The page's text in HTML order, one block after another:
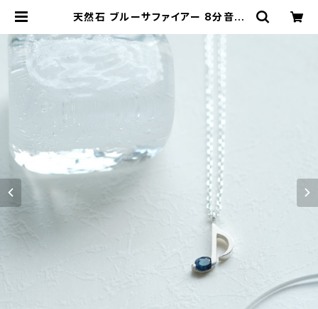
天然石 ブルーサファイアー 8分音符
音楽 モチーフ レディース | クラウド
ジュエリー(Cloud-jewelry) レディ
ース メンズ アクセサリー ネックレス